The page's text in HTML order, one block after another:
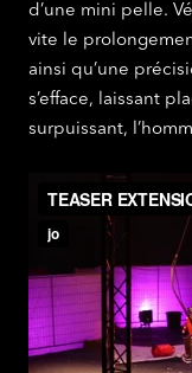
d’une mini pelle.
vite le
ainsi qu’une
s’efface, laissant
surpuissant,